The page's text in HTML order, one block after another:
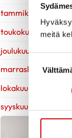
meitä
tammikuu 2023
toukokuu 2022
joulukuu 2021
marraskuu 2021
lokakuu 2021
syyskuu 2021